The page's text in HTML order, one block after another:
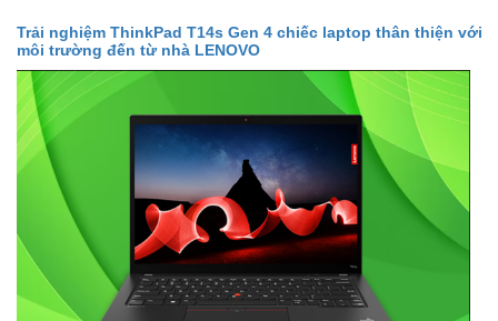
Trải nghiệm ThinkPad T14s Gen 4 chiếc laptop thân thiện với
môi trường đến từ nhà LENOVO